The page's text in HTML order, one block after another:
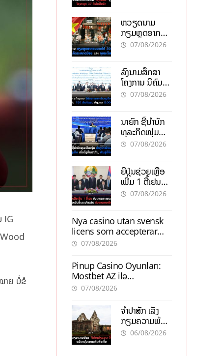
IG
າຍ ບໍ່ຂໍ
ຫວຽດນາມ
ກຽມຫຼຸດອາກອນ
ລາຍໄດ້ 30%
ແລະ ຈຸນລະ
ວິສາຫະກິດ
07/08/2026
ລົງນາມສຶກສາ
ໂຄງການ ນິຄົມ
ອຸດສາຫະກຳ
150 ລ້ານໂດລາ,
ສ້າງວຽກ 5.000
ຕຳແໜ່ງ
07/08/2026
ນາຍົກ ຊີ້ນຳນັກ
ທຸລະກິດໜຸ່ມ
ຕ້ອງນຳໜ້າແກ້
ສາກົນ, ຫັນສູ່ດິຈິ
ຕອນ
07/08/2026
ຍີ່ປຸ່ນຊ່ວຍເຫຼືອ
ເພີ່ມ 1 ຕື້ເຢນ
ອັບເກຣດ
ເຕີບໂຕ
07/08/2026
Nya casino utan svensk
licens som accepterar
Swish: En jämförelse
07/08/2026
Pinup Casino Oyunları:
Mostbet AZ ilə
Müqayisədə Nə Təqdim
07/08/2026
ຈຳປາສັກ ເລັ່ງ
ກຽມຄວາມພ້ອມ
“ປີທ່ອງທ່ຽວ
06/08/2026